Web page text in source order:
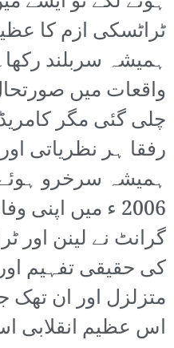
ٹراٹسکی ازم کا
ہمیشہ سربلند
واقعات میں
چلی گئی مگر
رفقا ہر نظریاتی
ہمیشہ سرخرو
2006 ء میں
گرانٹ نے لینن اور
کی حقیقی تفہیم
متزلزل اور ان
اس عظیم انقلابی